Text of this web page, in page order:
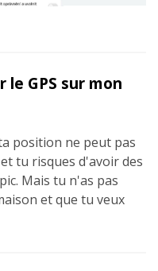
GPS sur mon
position ne peut pas
tu risques d'avoir des
Mais tu n'as pas
et que tu veux